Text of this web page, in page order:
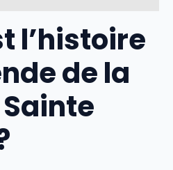
l’histoire
de la